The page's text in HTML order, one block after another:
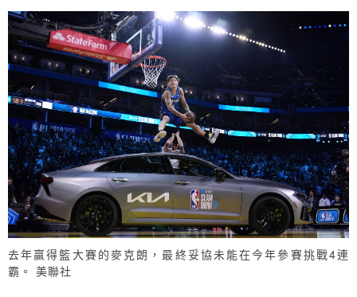
去年贏得籃大賽的麥克朗，最終妥協未能在今年參賽挑戰4連
霸。 美聯社